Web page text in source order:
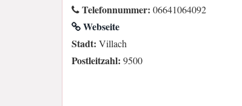
Telefonnummer: 06641064092
Webseite
Stadt: Villach
Postleitzahl: 9500